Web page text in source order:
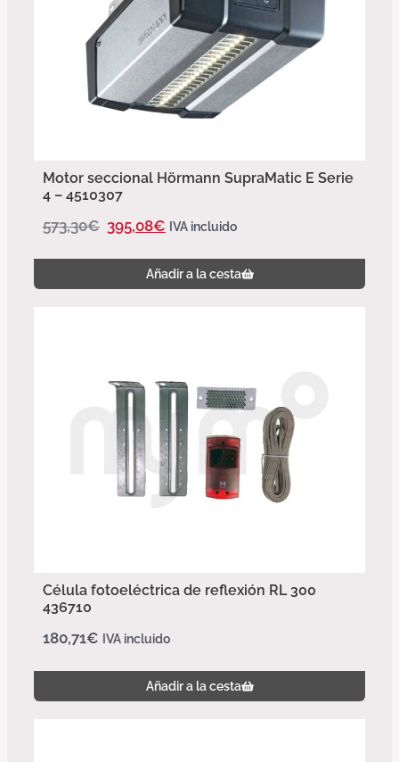
Motor seccional Hörmann SupraMatic E Serie
4 – 4510307
573,30€ 395,08€ IVA incluido
Añadir a la cesta
Célula fotoeléctrica de reflexión RL 300
436710
180,71€ IVA incluido
Añadir a la cesta